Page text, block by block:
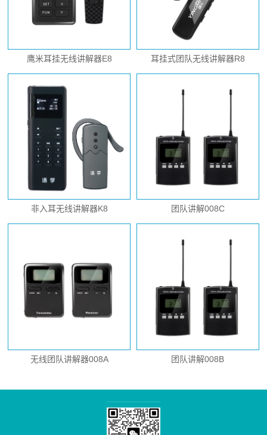
鹰米耳挂无线讲解器E8 耳挂式团队无线讲解器R8
非入耳无线讲解器K8 团队讲解008C
无线团队讲解器008A 团队讲解008B